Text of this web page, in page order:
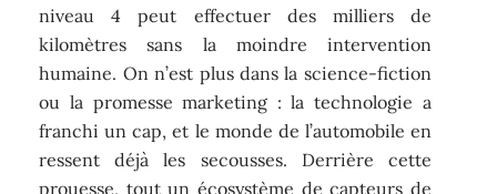
niveau 4 peut effectuer des milliers de
kilomètres sans la moindre intervention
humaine. On n’est plus dans la science-fiction
ou la promesse marketing : la technologie a
franchi un cap, et le monde de l’automobile en
ressent déjà les secousses. Derrière cette
prouesse, tout un écosystème de capteurs de